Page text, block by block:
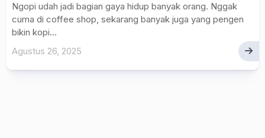
Ngopi udah jadi bagian gaya hidup banyak orang. Nggak
cuma di coffee shop, sekarang banyak juga yang pengen
bikin kopi...
Agustus 26, 2025